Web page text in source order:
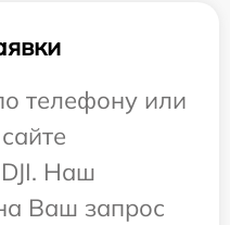
телефону или
Наш
Ваш запрос